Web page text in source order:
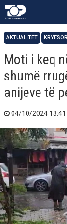
AKTUALITET
Moti i keq
shumë
anijeve të
04/10/2024 13:41